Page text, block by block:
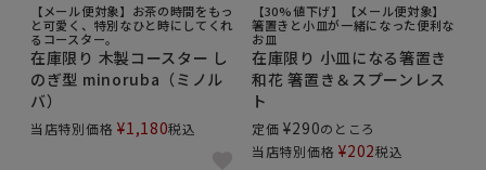
【メール便対象】お茶の時間をもっ
と可愛く、特別なひと時にしてくれ
るコースター。
在庫限り 木製コースター し
のぎ型 minoruba（ミノル
バ）
当店特別価格 ¥1,180税込
【30%値下げ】【メール便対象】
箸置きと小皿が一緒になった便利な
お皿
在庫限り 小皿になる箸置き
和花 箸置き＆スプーンレス
ト
定価 ¥290のところ
当店特別価格 ¥202税込